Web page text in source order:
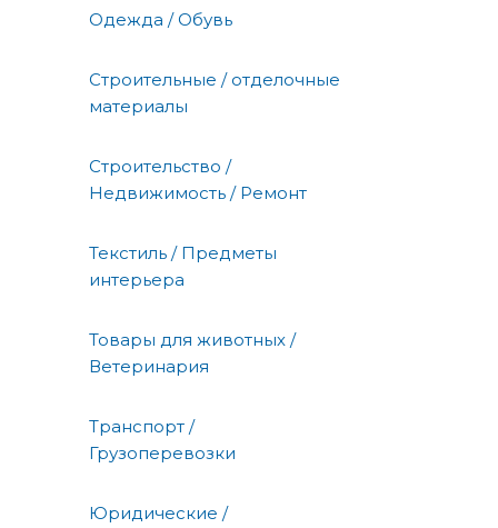
Одежда / Обувь
Строительные / отделочные
материалы
Строительство /
Недвижимость / Ремонт
Текстиль / Предметы
интерьера
Товары для животных /
Ветеринария
Транспорт /
Грузоперевозки
Юридические /